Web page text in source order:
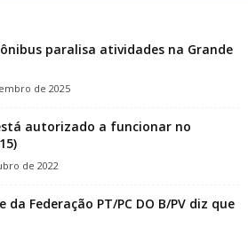
paralisa atividades na Grande
de 2025
autorizado a funcionar no
de 2022
da Federação PT/PC DO B/PV diz que